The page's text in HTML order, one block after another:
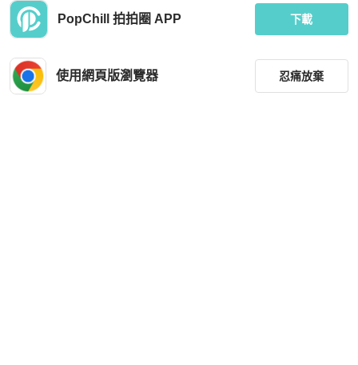
PopChill 拍拍圈 APP 下載
使用網頁版瀏覽器 忍痛放棄